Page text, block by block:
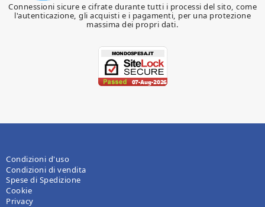
Connessioni sicure e cifrate durante tutti i processi del sito, come
l'autenticazione, gli acquisti e i pagamenti, per una protezione
massima dei propri dati.
Condizioni d'uso
Condizioni di vendita
Spese di Spedizione
Cookie
Privacy